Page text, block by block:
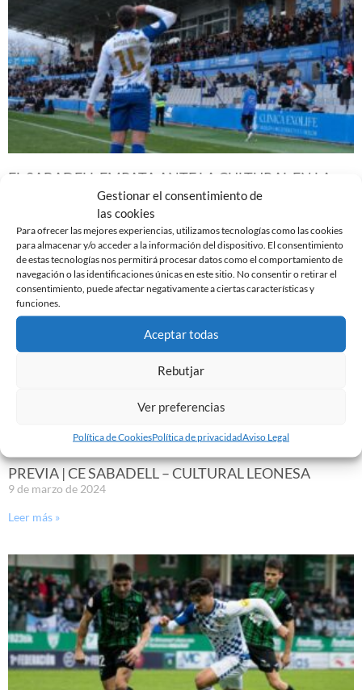
Gestionar el consentimiento de
las cookies
Para ofrecer las mejores experiencias, utilizamos tecnologías como las cookies
para almacenar y/o acceder a la información del dispositivo. El consentimiento
de estas tecnologías nos permitirá procesar datos como el comportamiento de
navegación o las identificaciones únicas en este sitio. No consentir o retirar el
consentimiento, puede afectar negativamente a ciertas características y
funciones.
Aceptar todas
Rebutjar
Ver preferencias
Política de CookiesPolítica de privacidadAviso Legal
EL SABADELL EMPATA ANTE LA CULTURAL EN LA
NOVA CREU ALTA
10 de marzo de 2024
Leer más »
PREVIA | CE SABADELL – CULTURAL LEONESA
9 de marzo de 2024
Leer más »